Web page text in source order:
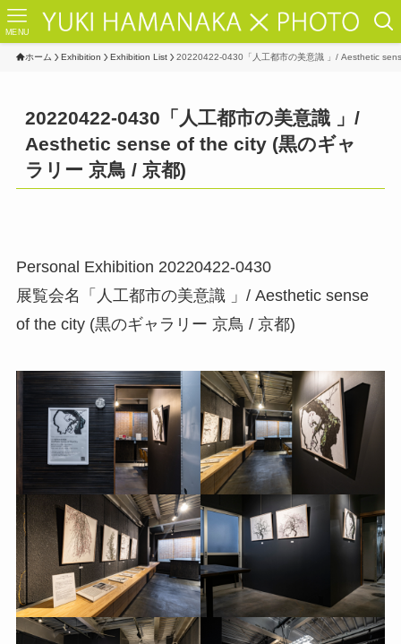
MENU
ホーム Exhibition Exhibition List 20220422-0430「人工都市の美意識 」/ Aesthetic
20220422-0430「人工都市の美意識 」/
Aesthetic sense of the city (黒のギャ
ラリー 京鳥 / 京都)
Personal Exhibition 20220422-0430
展覧会名「人工都市の美意識 」/ Aesthetic sense
of the city (黒のギャラリー 京鳥 / 京都)